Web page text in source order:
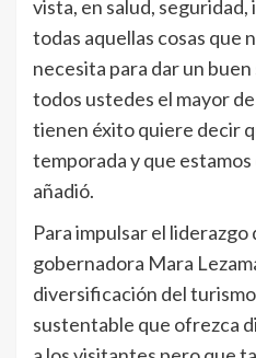
vista, en salud,
todas aquellas cosas que
necesita para dar un
todos ustedes el mayor
tienen éxito quiere decir
temporada y que estamos
añadió.
Para impulsar el liderazgo
gobernadora Mara
diversificación del
sustentable que ofrezca